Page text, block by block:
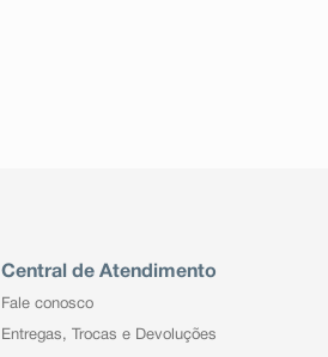
Central de Atendimento
Fale conosco
Entregas, Trocas e Devoluções